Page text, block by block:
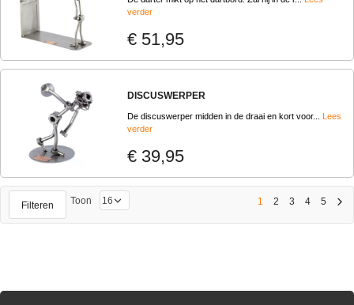
verder
€ 51,95
DISCUSWERPER
De discuswerper midden in de draai en kort voor...
Lees
verder
€ 39,95
Filteren 1 2 3 4 5
Toon